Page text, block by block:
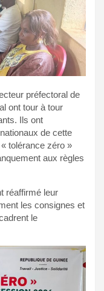
préfectoral de
ont tour à tour
Ils ont
de cette
tolérance zéro »
aux règles
réaffirmé leur
les consignes et
le